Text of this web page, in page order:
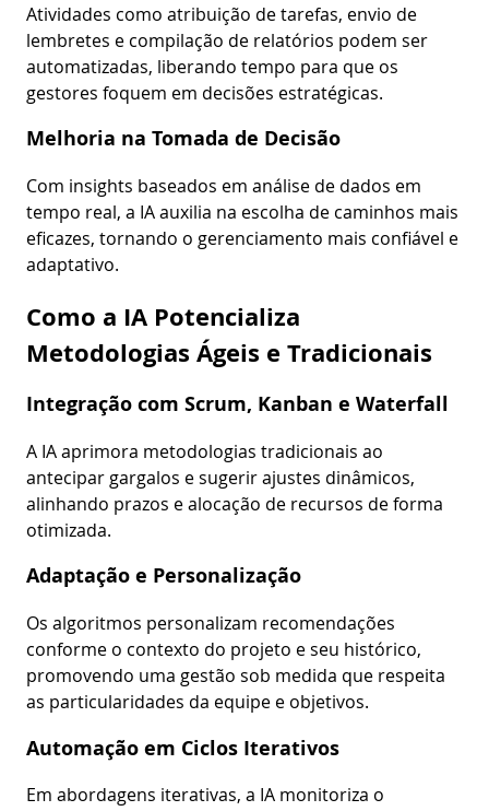
Atividades como atribuição de tarefas, envio de
lembretes e compilação de relatórios podem ser
automatizadas, liberando tempo para que os
gestores foquem em decisões estratégicas.
Melhoria na Tomada de Decisão
Com insights baseados em análise de dados em
tempo real, a IA auxilia na escolha de caminhos mais
eficazes, tornando o gerenciamento mais confiável e
adaptativo.
Como a IA Potencializa
Metodologias Ágeis e Tradicionais
Integração com Scrum, Kanban e Waterfall
A IA aprimora metodologias tradicionais ao
antecipar gargalos e sugerir ajustes dinâmicos,
alinhando prazos e alocação de recursos de forma
otimizada.
Adaptação e Personalização
Os algoritmos personalizam recomendações
conforme o contexto do projeto e seu histórico,
promovendo uma gestão sob medida que respeita
as particularidades da equipe e objetivos.
Automação em Ciclos Iterativos
Em abordagens iterativas, a IA monitoriza o